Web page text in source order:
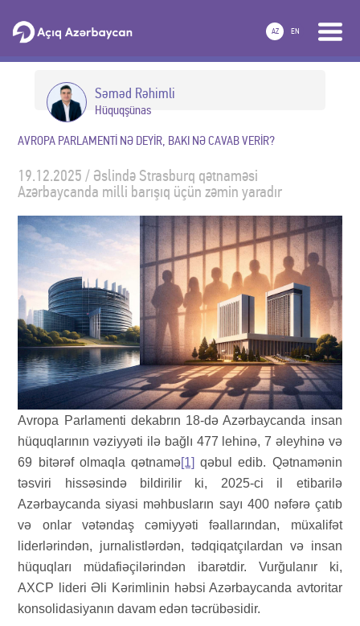
AZ EN
Səməd Rəhimli
Hüquqşünas
AVROPA PARLAMENTİ NƏ DEYİR, BAKI NƏ CAVAB VERİR?
19.12.2025 / Əslində Strasburq qətnaməsi
Azərbaycanda milli barışıq üçün zəmin yaradır
Avropa Parlamenti dekabrın 18-də Azərbaycanda insan
hüquqlarının vəziyyəti ilə bağlı 477 lehinə, 7 əleyhinə və
69 bitərəf olmaqla qətnamə[1] qəbul edib. Qətnamənin
təsviri hissəsində bildirilir ki, 2025-ci il etibarilə
Azərbaycanda siyasi məhbusların sayı 400 nəfərə çatıb
və onlar vətəndaş cəmiyyəti fəallarından, müxalifət
liderlərindən, jurnalistlərdən, tədqiqatçılardan və insan
hüquqları müdafiəçilərindən ibarətdir. Vurğulanır ki,
AXCP lideri Əli Kərimlinin həbsi Azərbaycanda avtoritar
konsolidasiyanın davam edən təcrübəsidir.